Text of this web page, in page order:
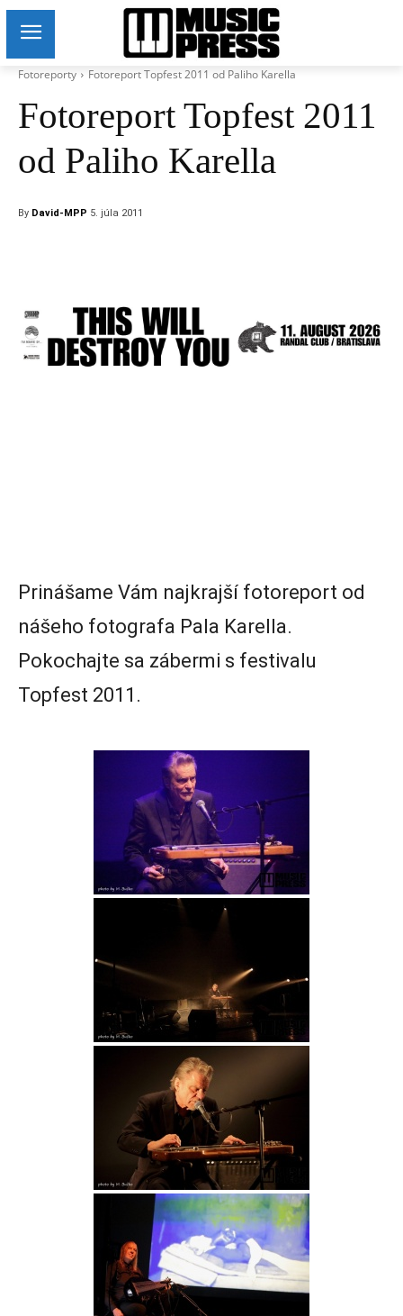
Fotoreporty Fotoreport Topfest 2011 od Paliho Karella
Fotoreport Topfest 2011
od Paliho Karella
By David-MPP 5. júla 2011
Prinášame Vám najkrajší fotoreport od
nášeho fotografa Pala Karella.
Pokochajte sa zábermi s festivalu
Topfest 2011.